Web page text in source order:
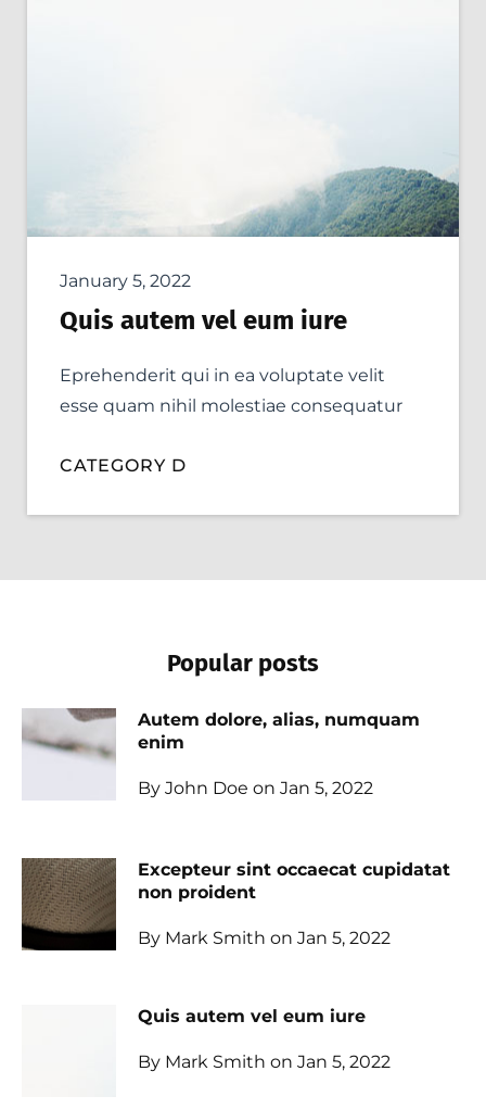
January 5, 2022
Quis autem vel eum iure
Eprehenderit qui in ea voluptate velit
esse quam nihil molestiae consequatur
CATEGORY D
Popular posts
Autem dolore, alias, numquam
enim
By John Doe on Jan 5, 2022
Excepteur sint occaecat cupidatat
non proident
By Mark Smith on Jan 5, 2022
Quis autem vel eum iure
By Mark Smith on Jan 5, 2022